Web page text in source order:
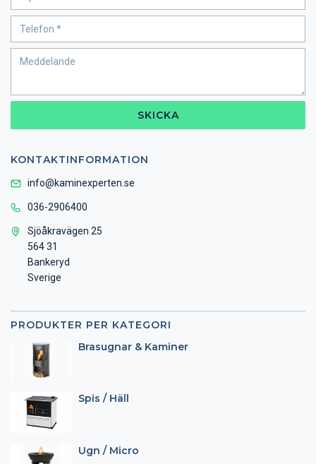
SKICKA
KONTAKTINFORMATION
info@kaminexperten.se
036-2906400
Sjöåkravägen 25
564 31
Bankeryd
Sverige
PRODUKTER PER KATEGORI
Brasugnar & Kaminer
Spis / Häll
Ugn / Micro